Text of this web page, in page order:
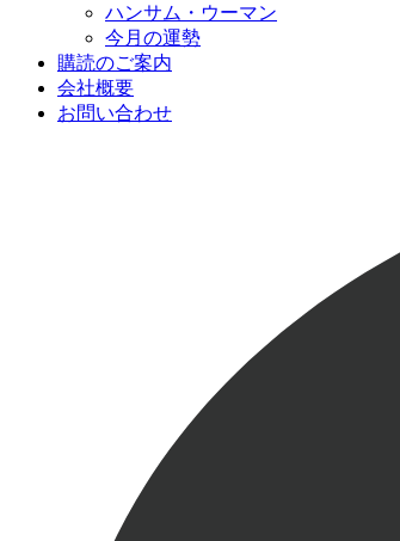
ハンサム・ウーマン
今月の運勢
購読のご案内
会社概要
お問い合わせ